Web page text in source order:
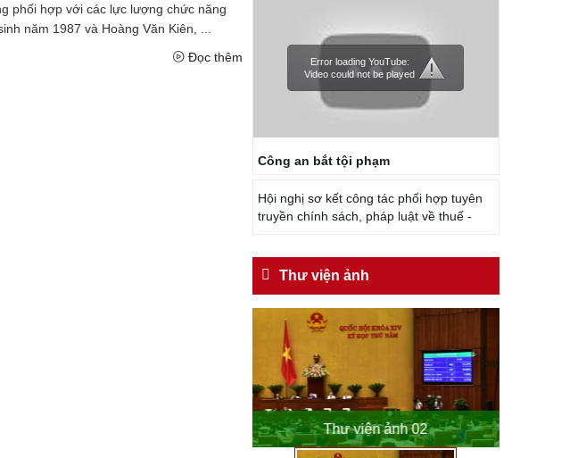
phối hợp với các lực lượng chức năng
năm 1987 và Hoàng Văn Kiên, ...
Đọc thêm
Error loading YouTube:
Video could not be played
Công an bắt tội phạm
Hội nghị sơ kết công tác phối hợp tuyên
truyền chính sách, pháp luật về thuế -
Thư viện ảnh
Thư viện ảnh 02